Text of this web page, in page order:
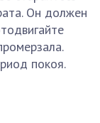
Он должен
покоя.